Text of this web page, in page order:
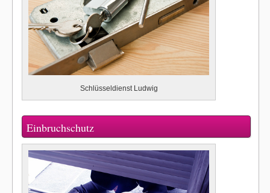
Schlüsseldienst Ludwig
Einbruchschutz